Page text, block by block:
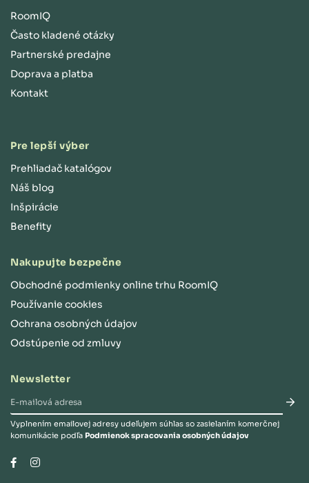
RoomIQ
Často kladené otázky
Partnerské predajne
Doprava a platba
Kontakt
Pre lepší výber
Prehliadač katalógov
Náš blog
Inšpirácie
Benefity
Nakupujte bezpečne
Obchodné podmienky online trhu RoomIQ
Používanie cookies
Ochrana osobných údajov
Odstúpenie od zmluvy
Newsletter
Vyplnením emailovej adresy udeľujem súhlas so zasielaním komerčnej
komunikácie podľa Podmienok spracovania osobných údajov
FacebookInstagram